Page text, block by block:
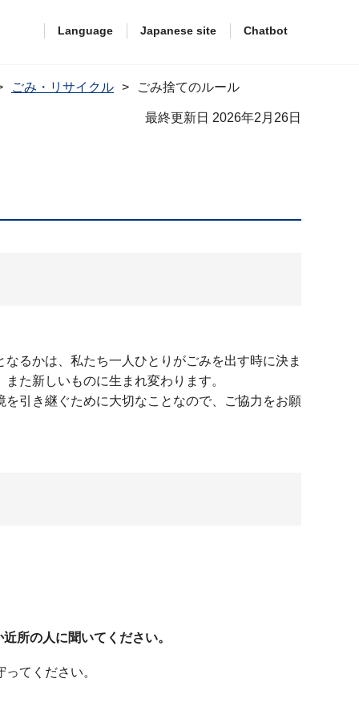
Language Japanese site Chatbot
ごみ・リサイクル ごみ捨てのルール
最終更新日 2026年2月26日
るかは、私たち一人ひとりがごみを出す時に決ま
た新しいものに生まれ変わります。
引き継ぐために大切なことなので、ご協力をお願
所の人に聞いてください。
てください。